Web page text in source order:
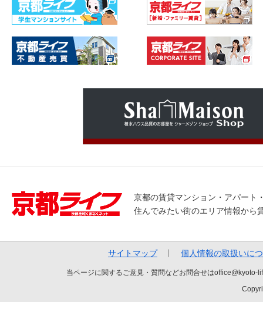
京都の賃貸マンション・アパート
住んでみたい街のエリア情報から
サイトマップ 個人情報の取扱いに
当ページに関するご意見・質問などお問合せは